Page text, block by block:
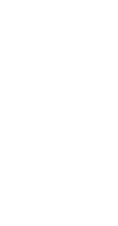
jusqu'à 21h)
jusqu'à 21h)